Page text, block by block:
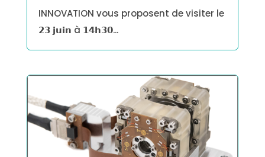
INNOVATION vous proposent de visiter le
𝟮𝟯 𝗷𝘂𝗶𝗻 à 𝟭𝟰𝗵𝟯𝟬...